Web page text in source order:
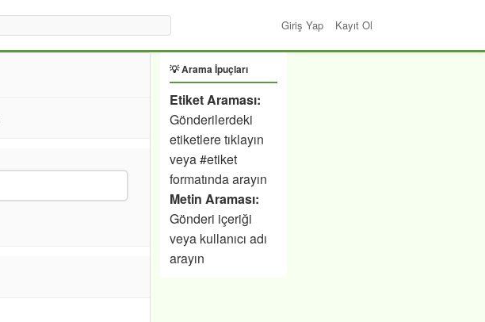
Giriş Yap Kayıt Ol
💡 Arama İpuçları
Etiket Araması:
Gönderilerdeki
etiketlere tıklayın
veya #etiket
formatında arayın
Metin Araması:
Gönderi içeriği
veya kullanıcı adı
arayın